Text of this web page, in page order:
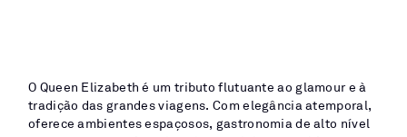
O Queen Elizabeth é um tributo flutuante ao glamour e à
tradição das grandes viagens. Com elegância atemporal,
oferece ambientes espaçosos, gastronomia de alto nível